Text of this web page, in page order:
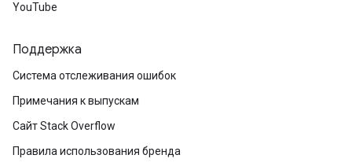
YouTube
Поддержка
Система отслеживания ошибок
Примечания к выпускам
Сайт Stack Overflow
Правила использования бренда